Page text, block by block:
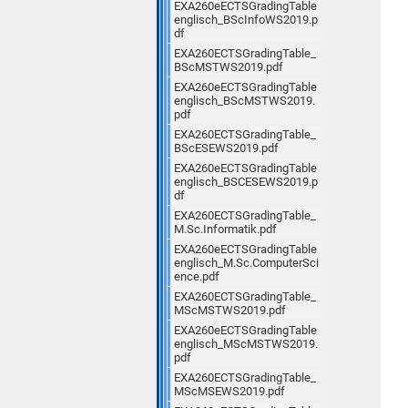
EXA260eECTSGradingTable
englisch_BScInfoWS2019.p
df
EXA260ECTSGradingTable_
BScMSTWS2019.pdf
EXA260eECTSGradingTable
englisch_BScMSTWS2019.
pdf
EXA260ECTSGradingTable_
BScESEWS2019.pdf
EXA260eECTSGradingTable
englisch_BSCESEWS2019.p
df
EXA260ECTSGradingTable_
M.Sc.Informatik.pdf
EXA260eECTSGradingTable
englisch_M.Sc.ComputerSci
ence.pdf
EXA260ECTSGradingTable_
MScMSTWS2019.pdf
EXA260eECTSGradingTable
englisch_MScMSTWS2019.
pdf
EXA260ECTSGradingTable_
MScMSEWS2019.pdf